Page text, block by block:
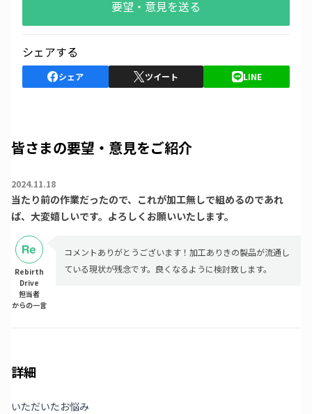
皆さまの要望・意見をご紹介
2024.11.18
当たり前の作業だったので、これが加工無しで組めるのであれ
ば、大変嬉しいです。よろしくお願いいたします。
Rebirth
Drive
担当者
からの一言
コメントありがとうございます！加工ありきの製品が流通し
ている現状が残念です。良くなるように検討致します。
詳細
いただいたお悩み
要望・意見を送る
シェアする
シェア ツイート LINE